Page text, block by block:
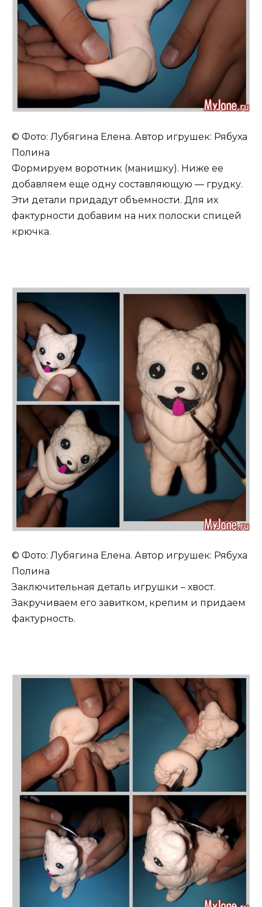
© Фото: Лубягина Елена. Автор игрушек: Рябуха
Полина
Формируем воротник (манишку). Ниже ее
добавляем еще одну составляющую — грудку.
Эти детали придадут объемности. Для их
фактурности добавим на них полоски спицей
крючка.
© Фото: Лубягина Елена. Автор игрушек: Рябуха
Полина
Заключительная деталь игрушки – хвост.
Закручиваем его завитком, крепим и придаем
фактурность.